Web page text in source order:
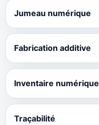
Jumeau numérique
Fabrication additive
Inventaire numérique
Traçabilité